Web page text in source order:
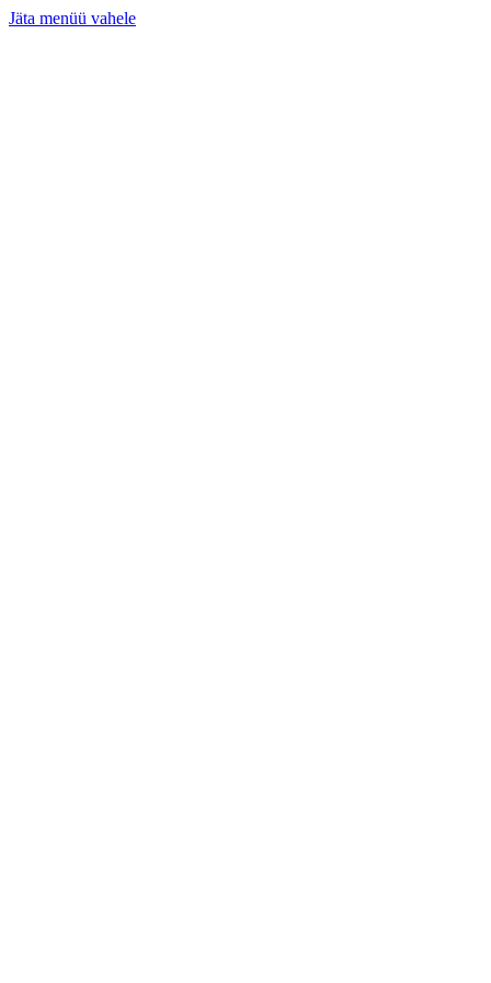
Jäta menüü vahele